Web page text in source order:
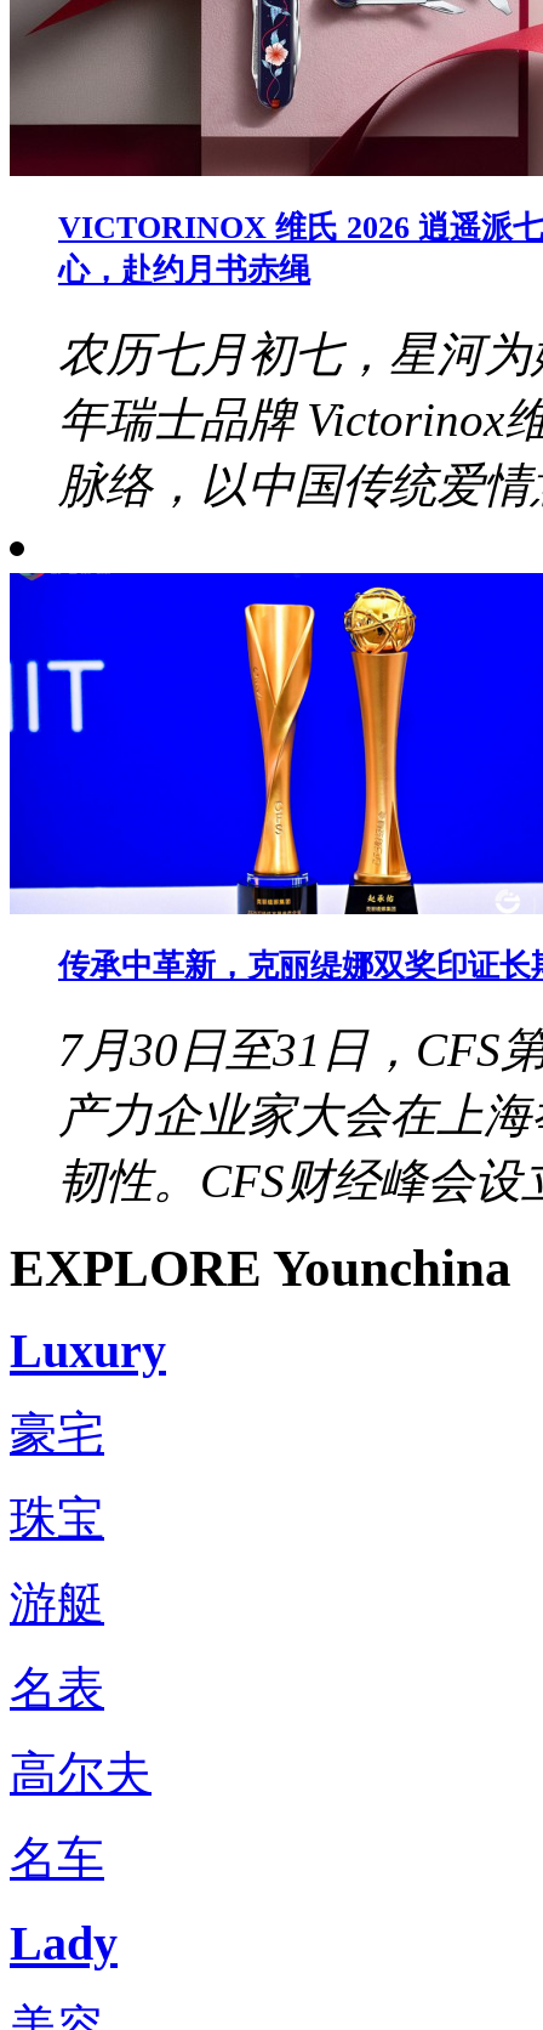
VICTORINOX 维氏 2026 逍遥派
心，赴约月书赤绳
农历七月初七，星河
年瑞士品牌 Victorinox
脉络，以中国传统爱情
传承中革新，克丽缇娜双奖印证长
7月30日至31日，CFS
产力企业家大会在上
韧性。CFS财经峰会设
EXPLORE Younchina
Luxury
豪宅
珠宝
游艇
名表
高尔夫
名车
Lady